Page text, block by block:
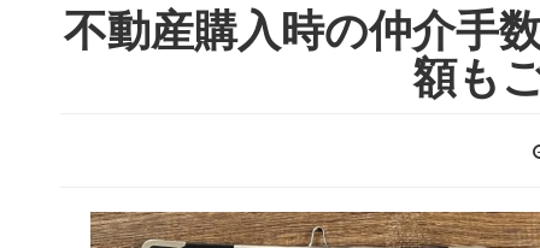
不動産購入時の仲介手
額も